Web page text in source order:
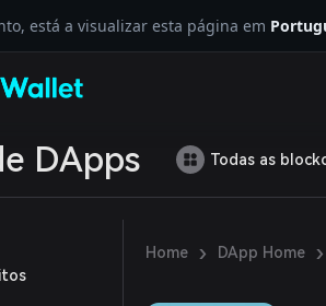
está a visualizar esta página em
DApps Todas as
Home › DApp Home ›